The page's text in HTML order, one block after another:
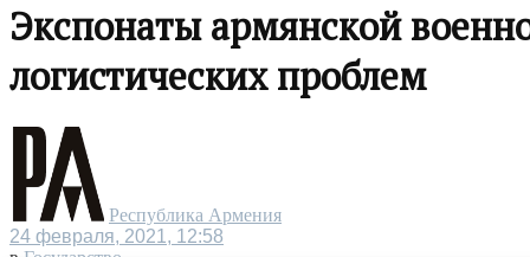
Экспонаты армянской
логистических проблем
Республика Армения
24 февраля, 2021, 12:58